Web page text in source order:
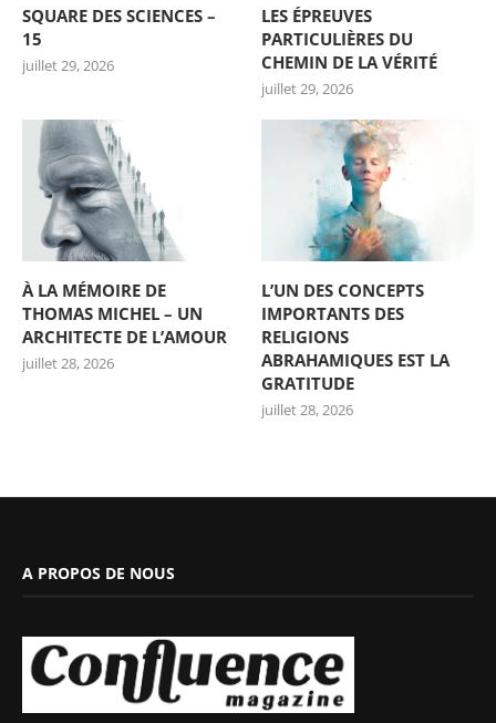
SQUARE DES SCIENCES –
15
juillet 29, 2026
LES ÉPREUVES
PARTICULIÈRES DU
CHEMIN DE LA VÉRITÉ
juillet 29, 2026
À LA MÉMOIRE DE
THOMAS MICHEL – UN
ARCHITECTE DE L’AMOUR
juillet 28, 2026
L’UN DES CONCEPTS
IMPORTANTS DES
RELIGIONS
ABRAHAMIQUES EST LA
GRATITUDE
juillet 28, 2026
A PROPOS DE NOUS